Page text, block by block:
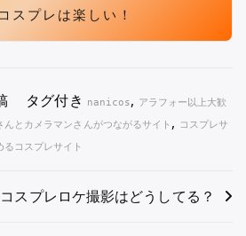
スプレは楽しい！
タグ付き nanicos, アラフォー以上大歓
んとカメラマンさんがつながるサイト ,
コスプレサ
コスプレサイト
コスプレロケ撮影はどうしてる？